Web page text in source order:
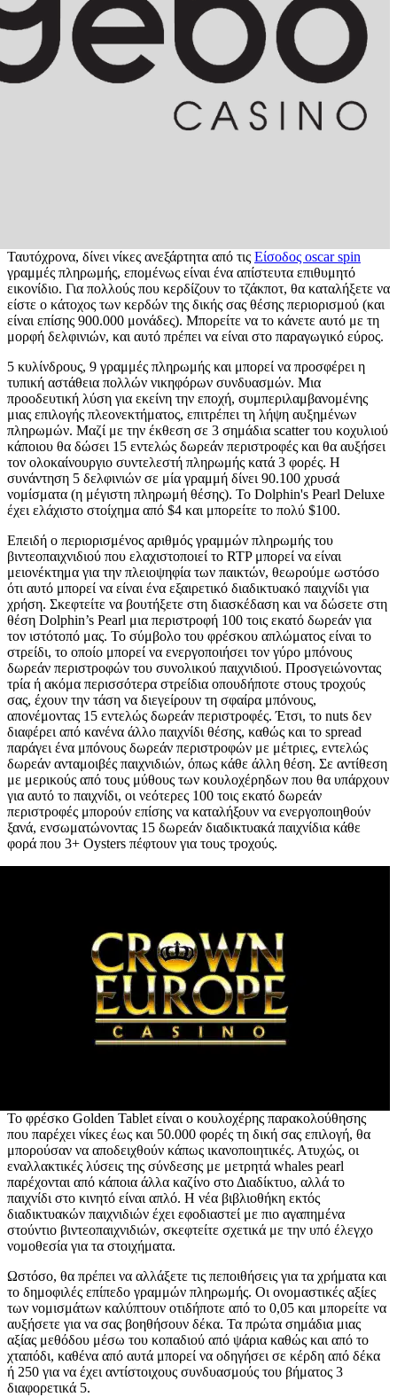
Ταυτόχρονα, δίνει νίκες ανεξάρτητα από τις Είσοδος oscar spin
γραμμές πληρωμής, επομένως είναι ένα απίστευτα επιθυμητό
εικονίδιο. Για πολλούς που κερδίζουν το τζάκποτ, θα καταλήξετε να
είστε ο κάτοχος των κερδών της δικής σας θέσης περιορισμού (και
είναι επίσης 900.000 μονάδες). Μπορείτε να το κάνετε αυτό με τη
μορφή δελφινιών, και αυτό πρέπει να είναι στο παραγωγικό εύρος.
5 κυλίνδρους, 9 γραμμές πληρωμής και μπορεί να προσφέρει η
τυπική αστάθεια πολλών νικηφόρων συνδυασμών. Μια
προοδευτική λύση για εκείνη την εποχή, συμπεριλαμβανομένης
μιας επιλογής πλεονεκτήματος, επιτρέπει τη λήψη αυξημένων
πληρωμών. Μαζί με την έκθεση σε 3 σημάδια scatter του κοχυλιού
κάποιου θα δώσει 15 εντελώς δωρεάν περιστροφές και θα αυξήσει
τον ολοκαίνουργιο συντελεστή πληρωμής κατά 3 φορές. Η
συνάντηση 5 δελφινιών σε μία γραμμή δίνει 90.100 χρυσά
νομίσματα (η μέγιστη πληρωμή θέσης). Το Dolphin's Pearl Deluxe
έχει ελάχιστο στοίχημα από $4 και μπορείτε το πολύ $100.
Επειδή ο περιορισμένος αριθμός γραμμών πληρωμής του
βιντεοπαιχνιδιού που ελαχιστοποιεί το RTP μπορεί να είναι
μειονέκτημα για την πλειοψηφία των παικτών, θεωρούμε ωστόσο
ότι αυτό μπορεί να είναι ένα εξαιρετικό διαδικτυακό παιχνίδι για
χρήση. Σκεφτείτε να βουτήξετε στη διασκέδαση και να δώσετε στη
θέση Dolphin’s Pearl μια περιστροφή 100 τοις εκατό δωρεάν για
τον ιστότοπό μας. Το σύμβολο του φρέσκου απλώματος είναι το
στρείδι, το οποίο μπορεί να ενεργοποιήσει τον γύρο μπόνους
δωρεάν περιστροφών του συνολικού παιχνιδιού. Προσγειώνοντας
τρία ή ακόμα περισσότερα στρείδια οπουδήποτε στους τροχούς
σας, έχουν την τάση να διεγείρουν τη σφαίρα μπόνους,
απονέμοντας 15 εντελώς δωρεάν περιστροφές. Έτσι, το nuts δεν
διαφέρει από κανένα άλλο παιχνίδι θέσης, καθώς και το spread
παράγει ένα μπόνους δωρεάν περιστροφών με μέτριες, εντελώς
δωρεάν ανταμοιβές παιχνιδιών, όπως κάθε άλλη θέση. Σε αντίθεση
με μερικούς από τους μύθους των κουλοχέρηδων που θα υπάρχουν
για αυτό το παιχνίδι, οι νεότερες 100 τοις εκατό δωρεάν
περιστροφές μπορούν επίσης να καταλήξουν να ενεργοποιηθούν
ξανά, ενσωματώνοντας 15 δωρεάν διαδικτυακά παιχνίδια κάθε
φορά που 3+ Oysters πέφτουν για τους τροχούς.
Το φρέσκο ​​Golden Tablet είναι ο κουλοχέρης παρακολούθησης
που παρέχει νίκες έως και 50.000 φορές τη δική σας επιλογή, θα
μπορούσαν να αποδειχθούν κάπως ικανοποιητικές. Ατυχώς, οι
εναλλακτικές λύσεις της σύνδεσης με μετρητά whales pearl
παρέχονται από κάποια άλλα καζίνο στο Διαδίκτυο, αλλά το
παιχνίδι στο κινητό είναι απλό. Η νέα βιβλιοθήκη εκτός
διαδικτυακών παιχνιδιών έχει εφοδιαστεί με πιο αγαπημένα
στούντιο βιντεοπαιχνιδιών, σκεφτείτε σχετικά με την υπό έλεγχο
νομοθεσία για τα στοιχήματα.
Ωστόσο, θα πρέπει να αλλάξετε τις πεποιθήσεις για τα χρήματα και
το δημοφιλές επίπεδο γραμμών πληρωμής. Οι ονομαστικές αξίες
των νομισμάτων καλύπτουν οτιδήποτε από το 0,05 και μπορείτε να
αυξήσετε για να σας βοηθήσουν δέκα. Τα πρώτα σημάδια μιας
αξίας μεθόδου μέσω του κοπαδιού από ψάρια καθώς και από το
χταπόδι, καθένα από αυτά μπορεί να οδηγήσει σε κέρδη από δέκα
ή 250 για να έχει αντίστοιχους συνδυασμούς του βήματος 3
διαφορετικά 5.